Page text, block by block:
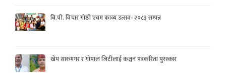
बि.पी. विचार गोष्ठी एवम काव्य उत्सव- २०८३ सम्पन्न
खेम सारुमगर र गोपाल जिटीलाई कञ्चन पत्रकरिता पुरस्कार